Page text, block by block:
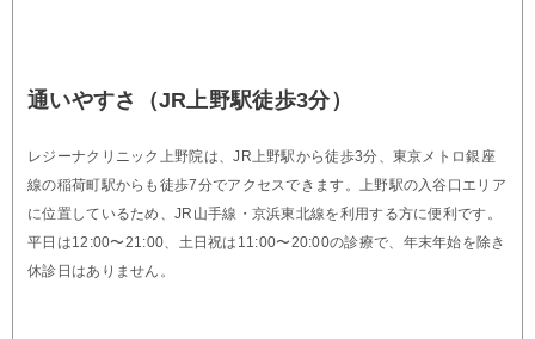
通いやすさ（JR上野駅徒歩3分）
レジーナクリニック上野院は、JR上野駅から徒歩3分、東京メトロ銀座
線の稲荷町駅からも徒歩7分でアクセスできます。上野駅の入谷口エリア
に位置しているため、JR山手線・京浜東北線を利用する方に便利です。
平日は12:00〜21:00、土日祝は11:00〜20:00の診療で、年末年始を除き
休診日はありません。